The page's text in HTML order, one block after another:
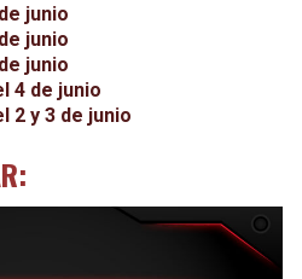
junio
junio
junio
4 de junio
2 y 3 de junio